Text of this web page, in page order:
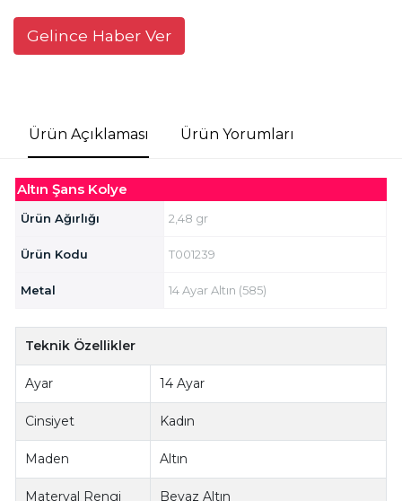
Gelince Haber Ver
Ürün Açıklaması Ürün Yorumları
Altın Şans Kolye
Ürün Ağırlığı 2,48 gr
Ürün Kodu T001239
Metal 14 Ayar Altın (585)
Teknik Özellikler
Ayar 14 Ayar
Cinsiyet Kadın
Maden Altın
Materyal Rengi Beyaz Altın